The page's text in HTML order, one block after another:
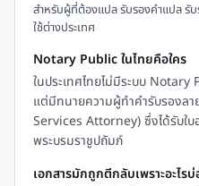
สำหรับผู้ที่ต้องแปล รับรองคำแปล รั
ใช้ต่างประเทศ
Notary Public ในไทยคือใคร
ในประเทศไทยไม่มีระบบ
แต่มีทนายความผู้ทำคำรับรองล
Services Attorney) ซึ่งได้รับใ
พระบรมราชูปถัมภ์
เอกสารมักถูกตีกลับเพราะอะไร